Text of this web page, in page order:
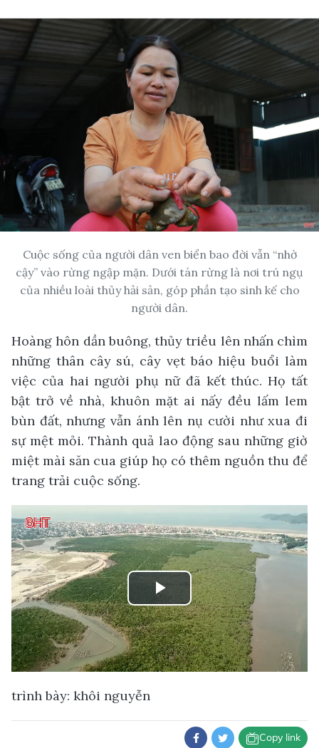
Cuộc sống của người dân ven biển bao đời vẫn “nhờ
cậy” vào rừng ngập mặn. Dưới tán rừng là nơi trú ngụ
của nhiều loài thủy hải sản, góp phần tạo sinh kế cho
người dân.
Hoàng hôn dần buông, thủy triều lên nhấn chìm
những thân cây sú, cây vẹt báo hiệu buổi làm
việc của hai người phụ nữ đã kết thúc. Họ tất
bật trở về nhà, khuôn mặt ai nấy đều lấm lem
bùn đất, nhưng vẫn ánh lên nụ cười như xua đi
sự mệt mỏi. Thành quả lao động sau những giờ
miệt mài săn cua giúp họ có thêm nguồn thu để
trang trải cuộc sống.
Play
Video
trình bày: khôi nguyễn
Copy link